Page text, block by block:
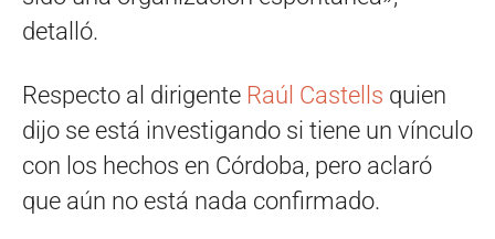
detalló.
Respecto al dirigente Raúl Castells quien
dijo se está investigando si tiene un vínculo
con los hechos en Córdoba, pero aclaró
que aún no está nada confirmado.